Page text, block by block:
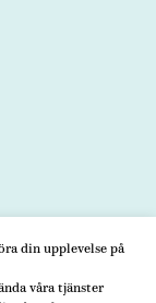
din upplevelse på
våra tjänster